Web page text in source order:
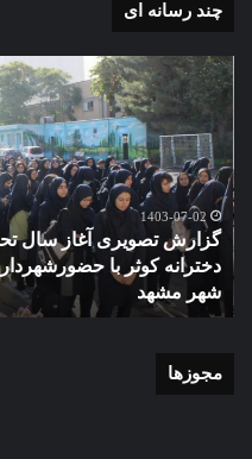
چند رسانه ای
گزارش
تصویری
آغاز
سال
تحصیلی
دبیرستان
نمونه
دولتی
دخترانه
کوثر
با
منطقه
1403-07-02
گزارش تصویری آغاز سال
دخترانه کوثر با
شهر مشهد
مجوزها